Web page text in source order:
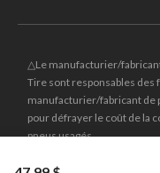
△Le manufacturier/
Tire sont responsables des
manufacturier/fabricant de
pour défrayer le coût de la
pneus usagés.
et le